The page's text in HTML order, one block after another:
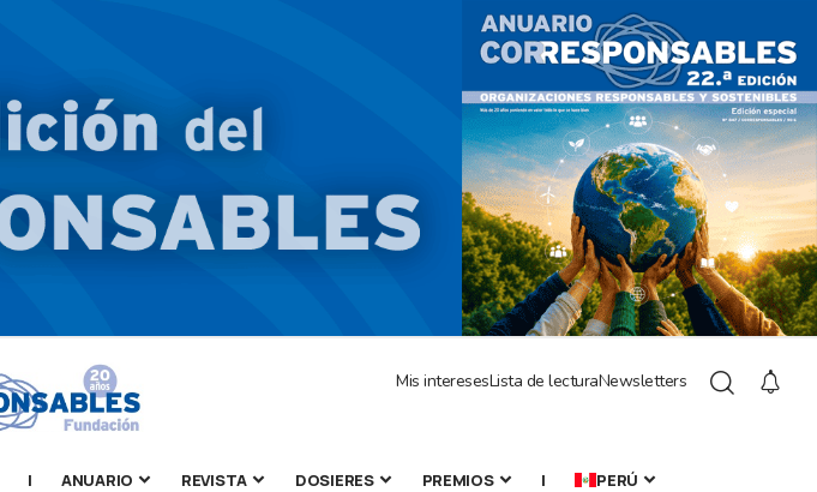
Mis interesesLista de lecturaNewsletters
| ANUARIO REVISTA DOSIERES PREMIOS | PERÚ